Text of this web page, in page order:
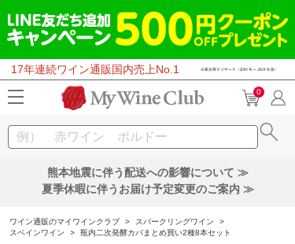
17年連続ワイン通販国内売上No.1
0
熊本地震に伴う配送への影響について ≫
夏季休暇に伴うお届け予定変更のご案内 ≫
ワイン通販のマイワインクラブ > スパークリングワイン
>
スペインワイン
> 瓶内二次発酵カバまとめ買い2種8本セット